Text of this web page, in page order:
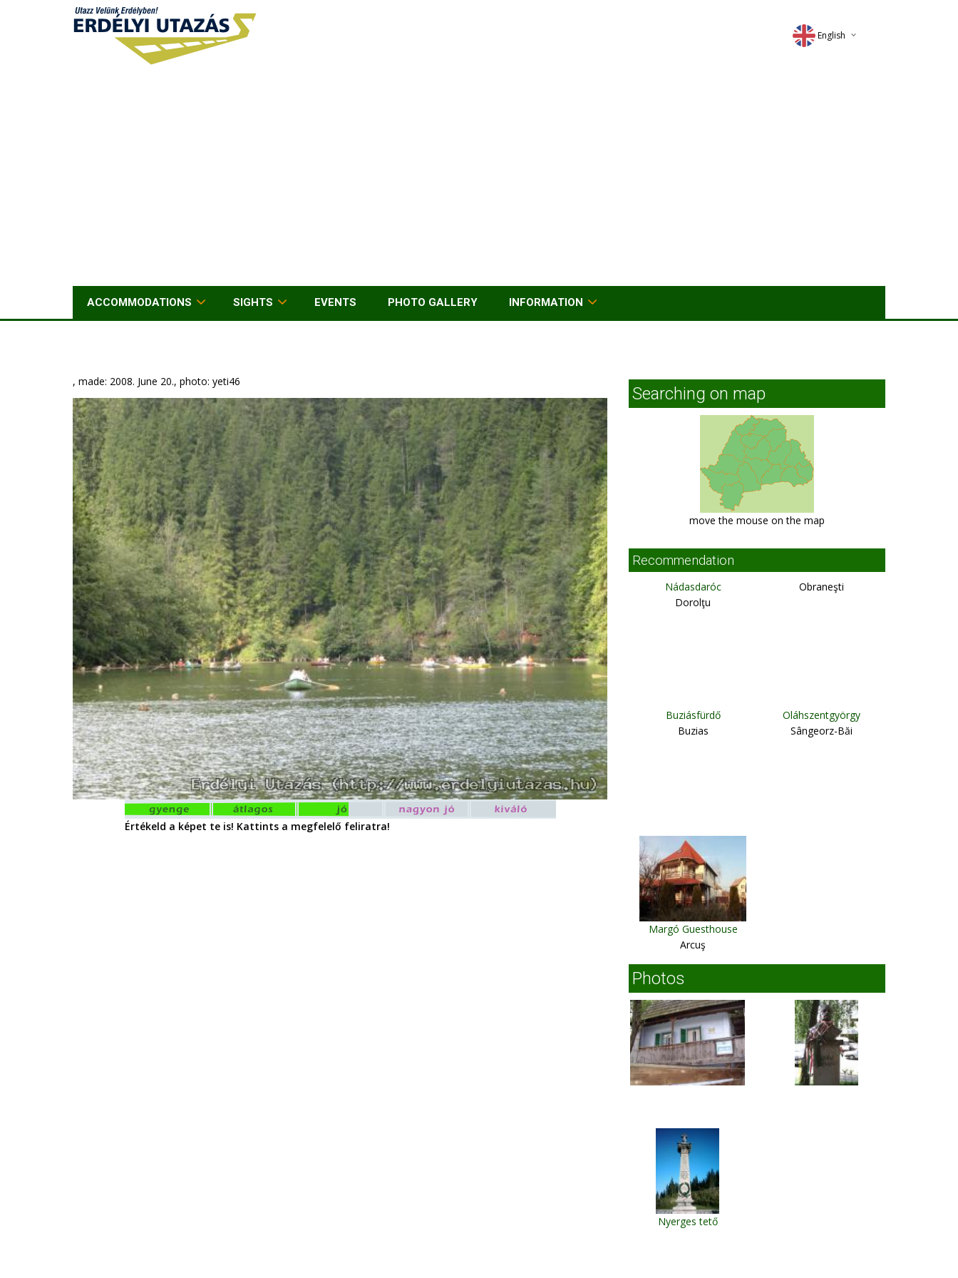
English
ACCOMMODATIONS SIGHTS EVENTS PHOTO GALLERY INFORMATION
, made: 2008. June 20., photo: yeti46
Értékeld a képet te is! Kattints a megfelelő feliratra!
Searching on map
move the mouse on the map
Recommendation
Nádasdaróc
Dorolţu
Obraneşti
Buziásfürdő
Buzias
Oláhszentgyörgy
Sângeorz-Băi
Margó Guesthouse
Arcuş
Photos
Nyerges tető